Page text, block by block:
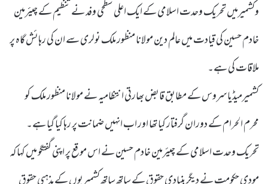
وکشمیرمیں تحریک وحدت اسلامی کے ایک اعلی سطحی وفد نے تنظیم کے چیئرمین
خادم حسین کی قیادت میں عالم دین مولانا منظور ملک نولری سے ان کی رہائش گاہ پر
ملاقات کی ہے۔
کشمیرمیڈیا سروس کے مطابق قابض بھارتی انتظامیہ نے مولانا منظور ملک کو
محرم الحرام کے دوران گرفتار کیا تھا اور اب انہیں ضمانت پر رہا کیا گیا ہے۔
تحریک وحدت اسلامی کے چیئرمین خادم حسین نے اس موقع پر اپنی گفتگو میں کہا کہ